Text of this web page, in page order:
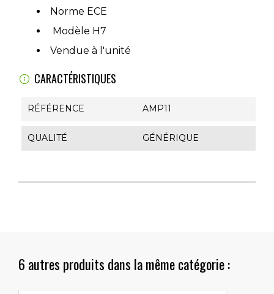
Norme ECE
Modèle H7
Vendue à l'unité
CARACTÉRISTIQUES
RÉFÉRENCE AMP11
QUALITÉ GÉNÉRIQUE
6 autres produits dans la même catégorie :